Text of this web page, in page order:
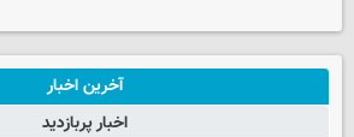
آخرین اخبار
اخبار پربازدید